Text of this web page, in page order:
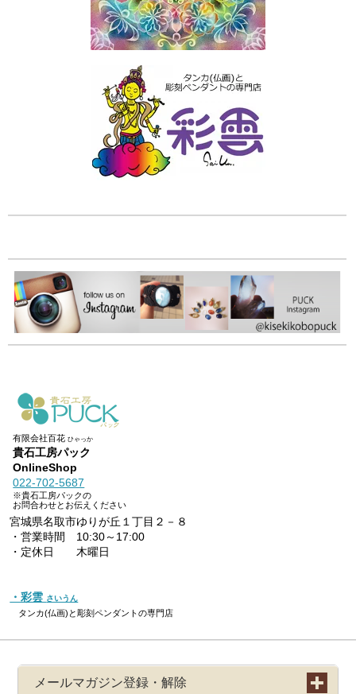
有限会社百花ひゃっか
貴石工房パック
OnlineShop
022-702-5687
※貴石工房パックの
お問合わせとお伝えください
宮城県名取市ゆりが丘１丁目２－８
・営業時間 10:30～17:00
・定休日 木曜日
・彩雲 さいうん
タンカ(仏画)と彫刻ペンダントの専門店
メールマガジン登録・解除